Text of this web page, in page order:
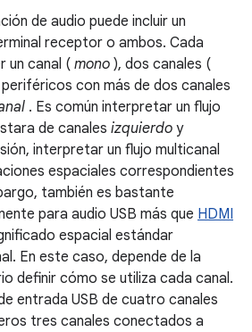
de audio puede incluir un
receptor o ambos. Cada
un canal ( mono ), dos canales (
con más de dos canales
. Es común interpretar un flujo
de canales izquierdo y
interpretar un flujo multicanal
espaciales correspondientes
también es bastante
para audio USB más que HDMI
espacial estándar
En este caso, depende de la
definir cómo se utiliza cada canal.
entrada USB de cuatro canales
tres canales conectados a